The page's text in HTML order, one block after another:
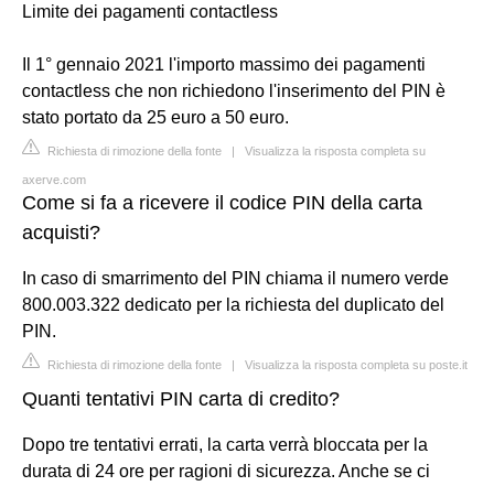
Limite dei pagamenti contactless
Il 1° gennaio 2021 l'importo massimo dei pagamenti
contactless che non richiedono l'inserimento del PIN è
stato portato da 25 euro a 50 euro.
Richiesta di rimozione della fonte | Visualizza la risposta completa su
axerve.com
Come si fa a ricevere il codice PIN della carta
acquisti?
In caso di smarrimento del PIN chiama il numero verde
800.003.322 dedicato per la richiesta del duplicato del
PIN.
Richiesta di rimozione della fonte | Visualizza la risposta completa su poste.it
Quanti tentativi PIN carta di credito?
Dopo tre tentativi errati, la carta verrà bloccata per la
durata di 24 ore per ragioni di sicurezza. Anche se ci